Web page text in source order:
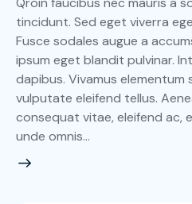
tincidunt. Sed eget viverra
Fusce sodales augue a
ipsum eget blandit pulvinar.
dapibus. Vivamus elementum
vulputate eleifend tellus.
consequat vitae, eleifend ac,
unde omnis…